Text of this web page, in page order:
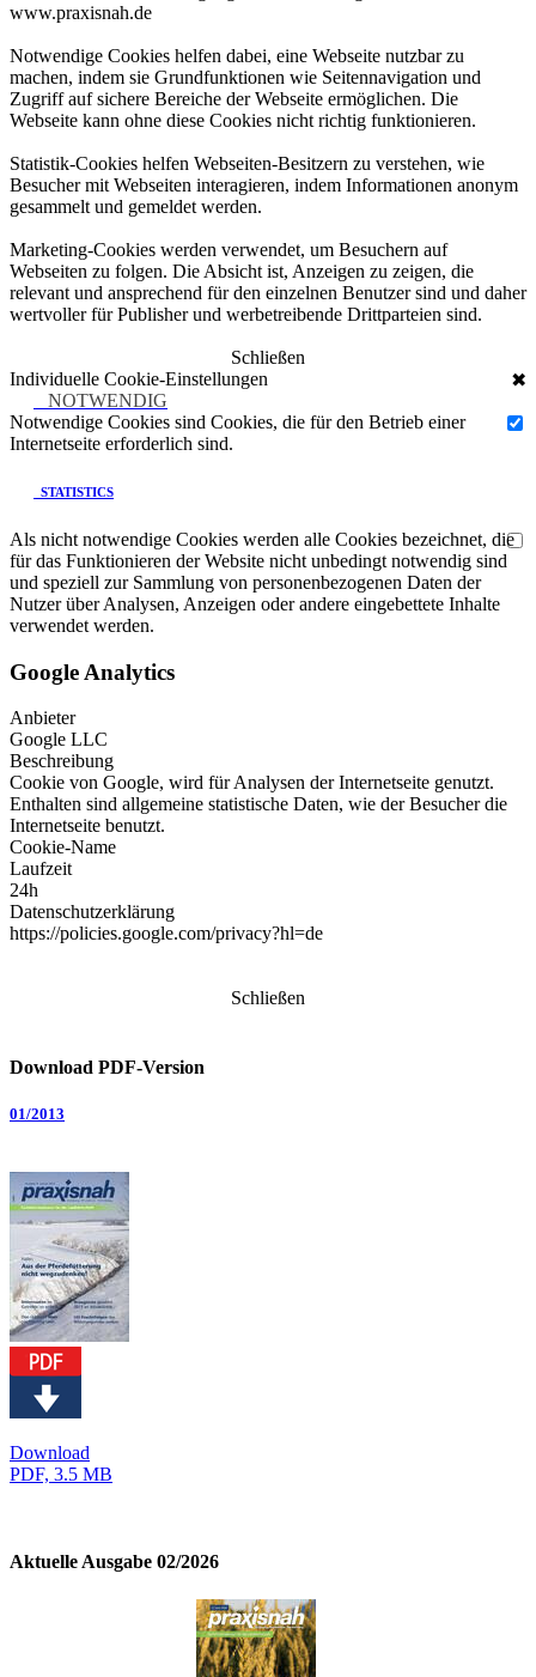
www.praxisnah.de
Notwendige Cookies helfen dabei, eine Webseite nutzbar zu
machen, indem sie Grundfunktionen wie Seitennavigation und
Zugriff auf sichere Bereiche der Webseite ermöglichen. Die
Webseite kann ohne diese Cookies nicht richtig funktionieren.
Statistik-Cookies helfen Webseiten-Besitzern zu verstehen, wie
Besucher mit Webseiten interagieren, indem Informationen anonym
gesammelt und gemeldet werden.
Marketing-Cookies werden verwendet, um Besuchern auf
Webseiten zu folgen. Die Absicht ist, Anzeigen zu zeigen, die
relevant und ansprechend für den einzelnen Benutzer sind und daher
wertvoller für Publisher und werbetreibende Drittparteien sind.
Schließen
Individuelle Cookie-Einstellungen
✖
NOTWENDIG
Notwendige Cookies sind Cookies, die für den Betrieb einer
Internetseite erforderlich sind.
STATISTICS
Als nicht notwendige Cookies werden alle Cookies bezeichnet, die
für das Funktionieren der Website nicht unbedingt notwendig sind
und speziell zur Sammlung von personenbezogenen Daten der
Nutzer über Analysen, Anzeigen oder andere eingebettete Inhalte
verwendet werden.
Google Analytics
Anbieter
Google LLC
Beschreibung
Cookie von Google, wird für Analysen der Internetseite genutzt.
Enthalten sind allgemeine statistische Daten, wie der Besucher die
Internetseite benutzt.
Cookie-Name
Laufzeit
24h
Datenschutzerklärung
https://policies.google.com/privacy?hl=de
Schließen
Download PDF-Version
01/2013
Download
PDF, 3.5 MB
Aktuelle Ausgabe 02/2026